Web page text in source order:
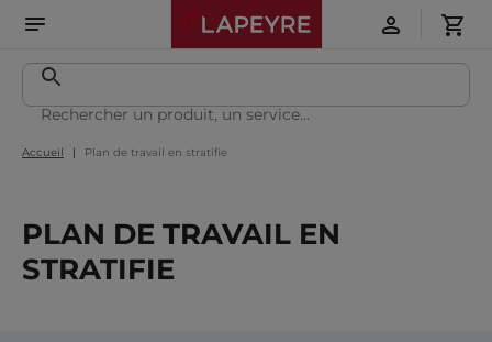
Accueil Plan de travail en stratifie
PLAN DE TRAVAIL EN
STRATIFIE